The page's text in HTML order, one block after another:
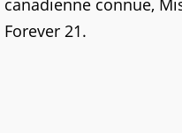
canadienne connue,
Forever 21.